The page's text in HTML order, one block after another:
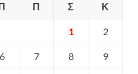
Π Σ Κ
1 2
6 7 8 9